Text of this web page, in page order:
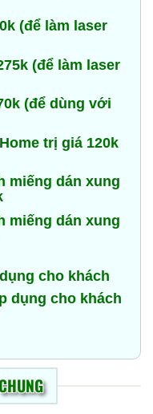
(để làm laser
(để làm laser
(để dùng với
trị giá 120k
miếng dán xung
miếng dán xung
cho khách
dụng cho khách